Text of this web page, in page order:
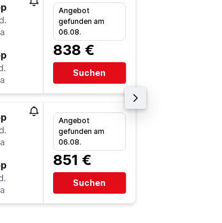
Angebot
gefunden am
06.08.
838 €
Suchen
Angebot
gefunden am
06.08.
851 €
Suchen